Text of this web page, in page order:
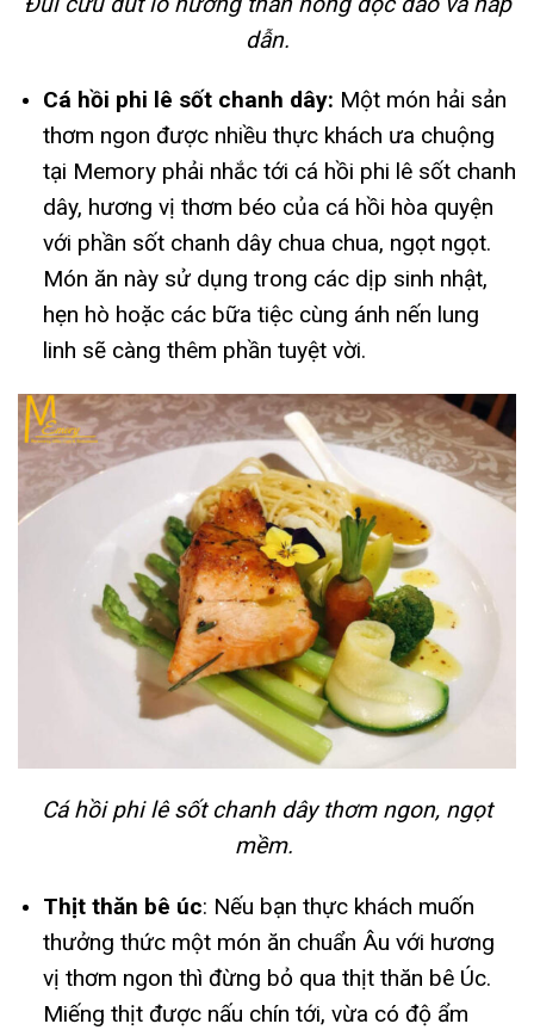
dẫn.
Cá hồi phi lê sốt chanh dây: Một món hải sản
thơm ngon được nhiều thực khách ưa chuộng
tại Memory phải nhắc tới cá hồi phi lê sốt chanh
dây, hương vị thơm béo của cá hồi hòa quyện
với phần sốt chanh dây chua chua, ngọt ngọt.
Món ăn này sử dụng trong các dịp sinh nhật,
hẹn hò hoặc các bữa tiệc cùng ánh nến lung
linh sẽ càng thêm phần tuyệt vời.
Cá hồi phi lê sốt chanh dây thơm ngon, ngọt
mềm.
Thịt thăn bê úc: Nếu bạn thực khách muốn
thưởng thức một món ăn chuẩn Âu với hương
vị thơm ngon thì đừng bỏ qua thịt thăn bê Úc.
Miếng thịt được nấu chín tới, vừa có độ ẩm